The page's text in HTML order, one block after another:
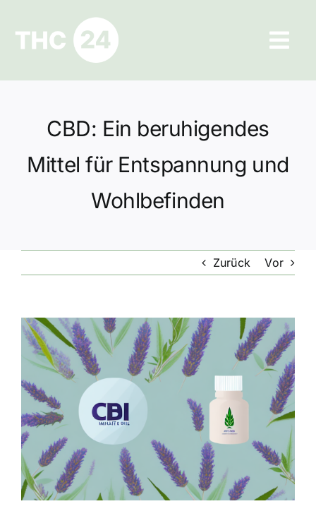
springen
Ratgeber
Hilfe und Kontakt
Datenschutz
CBD: Ein beruhigendes
Mittel für Entspannung und
Wohlbefinden
Zurück Vor
Zeige
grösseres
Bild